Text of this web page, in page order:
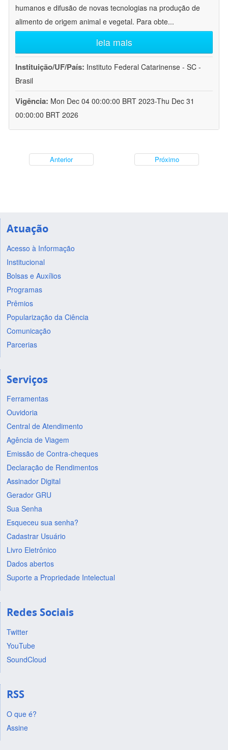
humanos e difusão de novas tecnologias na produção de
alimento de origem animal e vegetal. Para obte...
leia mais
Instituição/UF/País: Instituto Federal Catarinense - SC -
Brasil
Vigência: Mon Dec 04 00:00:00 BRT 2023-Thu Dec 31
00:00:00 BRT 2026
Anterior Próximo
Atuação
Acesso à Informação
Institucional
Bolsas e Auxílios
Programas
Prêmios
Popularização da Ciência
Comunicação
Parcerias
Serviços
Ferramentas
Ouvidoria
Central de Atendimento
Agência de Viagem
Emissão de Contra-cheques
Declaração de Rendimentos
Assinador Digital
Gerador GRU
Sua Senha
Esqueceu sua senha?
Cadastrar Usuário
Livro Eletrônico
Dados abertos
Suporte a Propriedade Intelectual
Redes Sociais
Twitter
YouTube
SoundCloud
RSS
O que é?
Assine